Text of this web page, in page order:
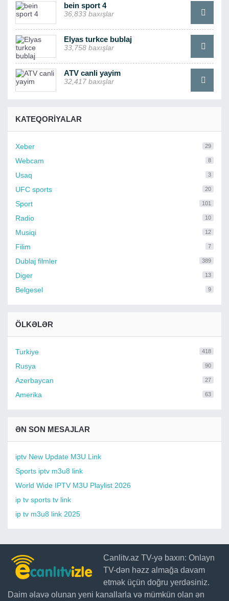
bein sport 4
36,833 baxışlar
Elyas turkce bublaj
33,758 baxışlar
ATV canli yayim
32,417 baxışlar
KATEQORIYALAR
Xeber 29
Webcam 8
Usaq 3
UFC sports 20
Sport 101
Radio 10
Musiqi 12
Filim 7
Dublaj filmler 389
Diger 13
Belgesel 9
ÖLKƏLƏR
Turkiye 418
Rusya 90
Azerbaycan 27
Amerika 63
ƏN SON MESAJLAR
iptv New Update M3U Link
Sports iptv m3u8 link
World Wide IPTV M3U Playlist 2026
ip tv sports tv link
ip tv m3u8 link 2025
Canlitv.az TV-yə baxın: Onlayn
TV-dən həzz almağa davam
etmək üçün doğru yerdəsiniz.
Daim əlavə olunan yeni kanallarla və mümkün olan ən